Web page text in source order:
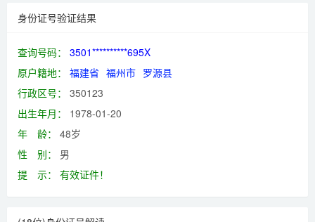
身份证号验证结果
查询号码：
3501**********695X
原户籍地：
福建省 福州市 罗源县
行政区号：
350123
出生年月：
1978-01-20
年 龄：
48岁
性 别：
男
提 示：
有效证件！